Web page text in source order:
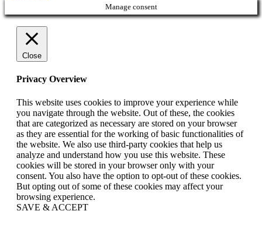
Manage consent
Close
Privacy Overview
This website uses cookies to improve your experience while
you navigate through the website. Out of these, the cookies
that are categorized as necessary are stored on your browser
as they are essential for the working of basic functionalities of
the website. We also use third-party cookies that help us
analyze and understand how you use this website. These
cookies will be stored in your browser only with your
consent. You also have the option to opt-out of these cookies.
But opting out of some of these cookies may affect your
browsing experience.
SAVE & ACCEPT